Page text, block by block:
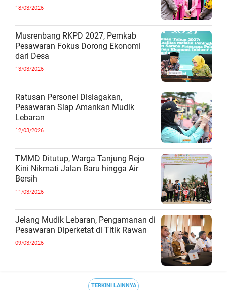
18/03/2026
Musrenbang RKPD 2027, Pemkab
Pesawaran Fokus Dorong Ekonomi
dari Desa
13/03/2026
Ratusan Personel Disiagakan,
Pesawaran Siap Amankan Mudik
Lebaran
12/03/2026
TMMD Ditutup, Warga Tanjung Rejo
Kini Nikmati Jalan Baru hingga Air
Bersih
11/03/2026
Jelang Mudik Lebaran, Pengamanan di
Pesawaran Diperketat di Titik Rawan
09/03/2026
TERKINI LAINNYA